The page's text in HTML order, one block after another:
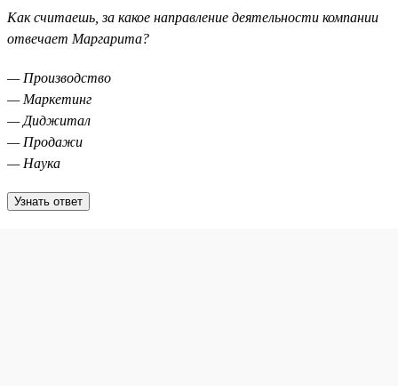
Как считаешь, за какое направление деятельности компании
отвечает Маргарита?
— Производство
— Маркетинг
— Диджитал
— Продажи
— Наука
Узнать ответ